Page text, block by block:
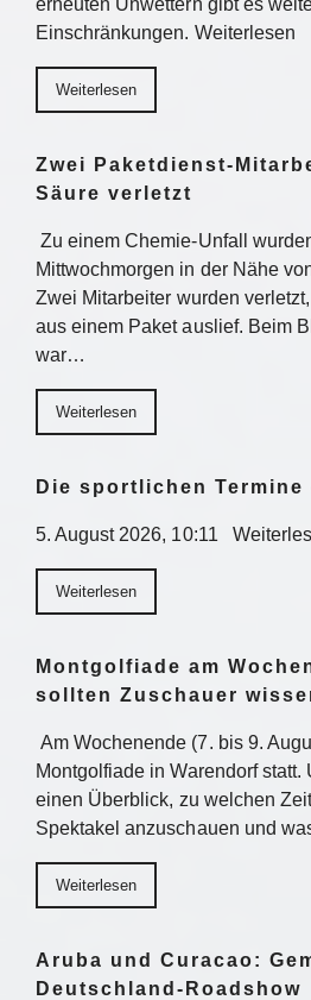
erneuten Unwettern gibt es
Einschränkungen. Weiterlesen
Weiterlesen
Zwei Paketdienst-
Säure verletzt
Zu einem Chemie-Unfall
Mittwochmorgen in der Nähe
Zwei Mitarbeiter wurden
aus einem Paket auslief. Beim
war…
Weiterlesen
Die sportlichen Termine
5. August 2026, 10:11
Weiterlesen
Montgolfiade am
sollten Zuschauer
Am Wochenende (7. bis 9.
Montgolfiade in Warendorf
einen Überblick, zu welchen
Spektakel anzuschauen und
Weiterlesen
Aruba und Curacao:
Deutschland-Roadshow